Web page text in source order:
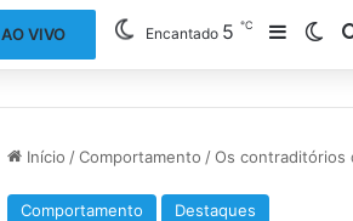
AO VIVO Encantado 5℃ Barra
Início / Comportamento / Os contraditórios
Comportamento Destaques